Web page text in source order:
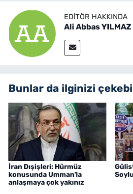
EDITÖR HAKKINDA
Ali Abbas YILMAZ
Bunlar da ilginizi
İran Dışişleri: Hürmüz
konusunda Umman'la
anlaşmaya çok yakınız